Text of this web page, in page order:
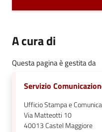
A cura di
Questa pagina è gestita da
Servizio
Ufficio Stampa e
Via Matteotti 10
40013Castel Maggiore